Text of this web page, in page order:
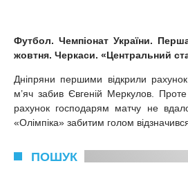
Футбол. Чемпіонат України.
жовтня. Черкаси. «Центральний
Дніпряни першими відкрили рахунок
м’яч забив Євгеній Меркулов.
рахунок господарям матчу не
«Олімпіка» забитим голом
ПОШУК